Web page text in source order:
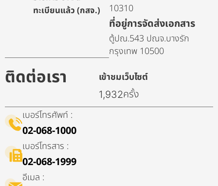
ทะเบียนแล้ว (กสจ.)
10310
ที่อยู่การจัดส่งเอกสาร
ตู้ปณ.543 ปณจ.บางรัก
กรุงเทพ 10500
ติดต่อเรา เข้าชมเว็บไซต์
1,932ครั้ง
เบอร์โทรศัพท์ :
02-068-1000
เบอร์โทรสาร :
02-068-1999
อีเมล :